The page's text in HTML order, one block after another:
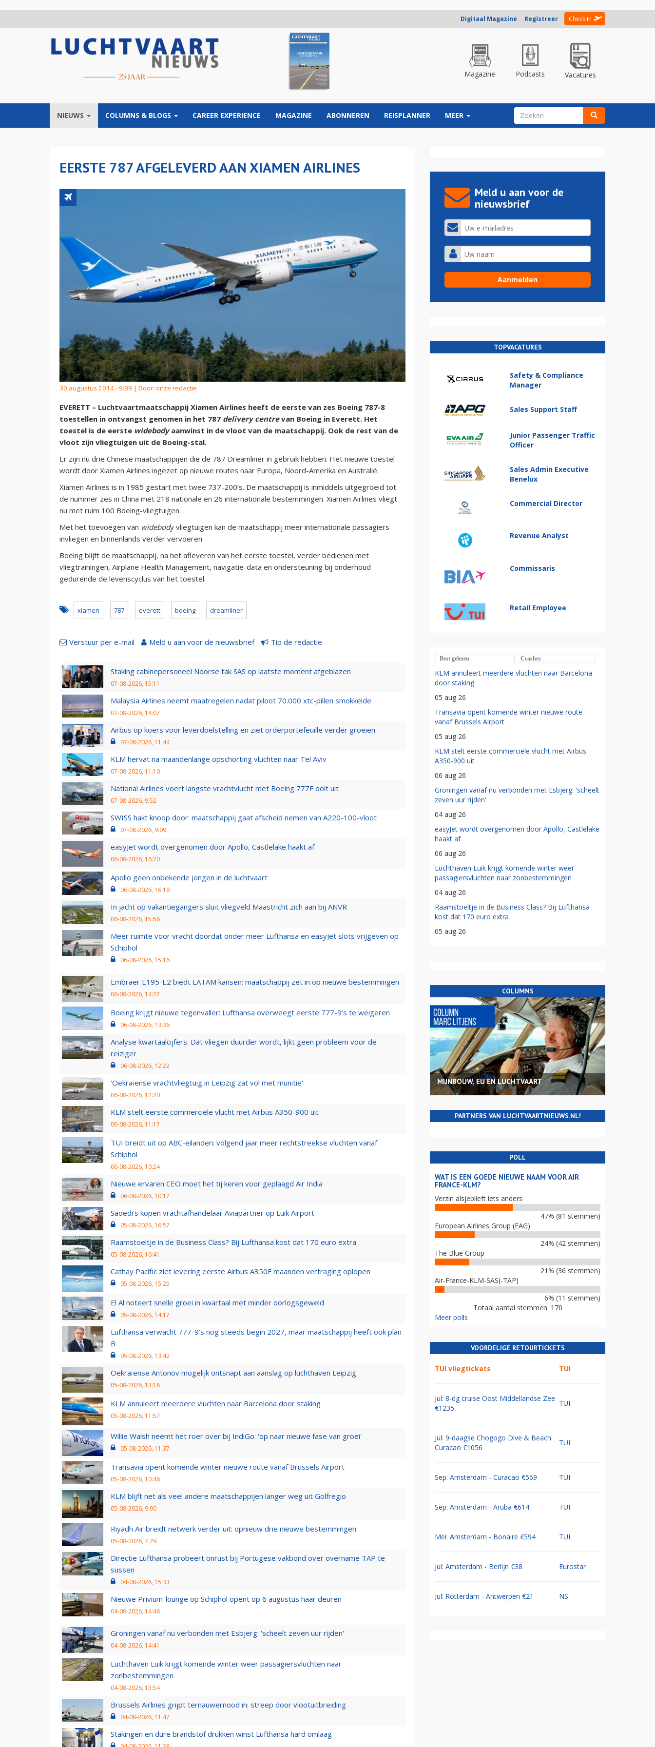
Digitaal Magazine Registreer Check in
Magazine Podcasts Vacatures
NIEUWS COLUMNS & BLOGS CAREER EXPERIENCE MAGAZINE ABONNEREN REISPLANNER MEER ZOEKVELD
EERSTE 787 AFGELEVERD AAN XIAMEN AIRLINES
30 augustus 2014 - 9:39 | Door: onze redactie
EVERETT – Luchtvaartmaatschappij Xiamen Airlines heeft de eerste van zes Boeing 787-8
toestellen in ontvangst genomen in het 787 delivery centrevan Boeing in Everett. Het
toestel is de eerste widebodyaanwinst in de vloot van de maatschappij. Ook de rest van de
vloot zijn vliegtuigen uit de Boeing-stal.
Er zijn nu drie Chinese maatschappijen die de 787 Dreamliner in gebruik hebben. Het nieuwe toestel
wordt door Xiamen Airlines ingezet op nieuwe routes naar Europa, Noord-Amerika en Australië.
Xiamen Airlines is in 1985 gestart met twee 737-200’s. De maatschappij is inmiddels uitgegroeid tot
de nummer zes in China met 218 nationale en 26 internationale bestemmingen. Xiamen Airlines vliegt
nu met ruim 100 Boeing-vliegtuigen.
Met het toevoegen van widebody vliegtuigen kan de maatschappij meer internationale passagiers
invliegen en binnenlands verder vervoeren.
Boeing blijft de maatschappij, na het afleveren van het eerste toestel, verder bedienen met
vliegtrainingen, Airplane Health Management, navigatie-data en ondersteuning bij onderhoud
gedurende de levenscyclus van het toestel.
xiamen 787 everett boeing dreamliner
Verstuur per e-mail Meld u aan voor de nieuwsbrief Tip de redactie
Staking cabinepersoneel Noorse tak SAS op laatste moment afgeblazen
07-08-2026, 15:11
Malaysia Airlines neemt maatregelen nadat piloot 70.000 xtc-pillen smokkelde
07-08-2026, 14:07
Airbus op koers voor leverdoelstelling en ziet orderportefeuille verder groeien
07-08-2026, 11:44
KLM hervat na maandenlange opschorting vluchten naar Tel Aviv
07-08-2026, 11:10
National Airlines voert langste vrachtvlucht met Boeing 777F ooit uit
07-08-2026, 9:52
SWISS hakt knoop door: maatschappij gaat afscheid nemen van A220-100-vloot
07-08-2026, 9:09
easyJet wordt overgenomen door Apollo, Castlelake haakt af
06-08-2026, 16:20
Apollo geen onbekende jongen in de luchtvaart
06-08-2026, 16:19
In jacht op vakantiegangers sluit vliegveld Maastricht zich aan bij ANVR
06-08-2026, 15:56
Meer ruimte voor vracht doordat onder meer Lufthansa en easyJet slots vrijgeven op
Schiphol
06-08-2026, 15:16
Embraer E195-E2 biedt LATAM kansen: maatschappij zet in op nieuwe bestemmingen
06-08-2026, 14:27
Boeing krijgt nieuwe tegenvaller: Lufthansa overweegt eerste 777-9’s te weigeren
06-08-2026, 13:36
Analyse kwartaalcijfers: Dat vliegen duurder wordt, lijkt geen probleem voor de
reiziger
06-08-2026, 12:22
'Oekraïense vrachtvliegtuig in Leipzig zat vol met munitie'
06-08-2026, 12:20
KLM stelt eerste commerciële vlucht met Airbus A350-900 uit
06-08-2026, 11:17
TUI breidt uit op ABC-eilanden: volgend jaar meer rechtstreekse vluchten vanaf
Schiphol
06-08-2026, 10:24
Nieuwe ervaren CEO moet het tij keren voor geplaagd Air India
06-08-2026, 10:17
Saoedi’s kopen vrachtafhandelaar Aviapartner op Luik Airport
05-08-2026, 16:57
Raamstoeltje in de Business Class? Bij Lufthansa kost dat 170 euro extra
05-08-2026, 16:41
Cathay Pacific ziet levering eerste Airbus A350F maanden vertraging oplopen
05-08-2026, 15:25
El Al noteert snelle groei in kwartaal met minder oorlogsgeweld
05-08-2026, 14:17
Lufthansa verwacht 777-9’s nog steeds begin 2027, maar maatschappij heeft ook plan
B
05-08-2026, 13:42
Oekraïense Antonov mogelijk ontsnapt aan aanslag op luchthaven Leipzig
05-08-2026, 13:18
KLM annuleert meerdere vluchten naar Barcelona door staking
05-08-2026, 11:57
Willie Walsh neemt het roer over bij IndiGo: 'op naar nieuwe fase van groei'
05-08-2026, 11:37
Transavia opent komende winter nieuwe route vanaf Brussels Airport
05-08-2026, 10:46
KLM blijft net als veel andere maatschappijen langer weg uit Golfregio
05-08-2026, 9:00
Riyadh Air breidt netwerk verder uit: opnieuw drie nieuwe bestemmingen
05-08-2026, 7:29
Directie Lufthansa probeert onrust bij Portugese vakbond over overname TAP te
sussen
04-08-2026, 15:33
Nieuwe Privium-lounge op Schiphol opent op 6 augustus haar deuren
04-08-2026, 14:46
Groningen vanaf nu verbonden met Esbjerg: 'scheelt zeven uur rijden'
04-08-2026, 14:41
Luchthaven Luik krijgt komende winter weer passagiersvluchten naar
zonbestemmingen
04-08-2026, 13:54
Brussels Airlines grijpt ternauwernood in: streep door vlootuitbreiding
04-08-2026, 11:47
Stakingen en dure brandstof drukken winst Lufthansa hard omlaag
Meld u aan voor de
nieuwsbrief
TOPVACATURES
Safety & Compliance
Manager
Sales Support Staff
Junior Passenger Traffic
Officer
Sales Admin Executive
Benelux
Commercial Director
Revenue Analyst
Commissaris
Retail Employee
Best gelezen Crashes
KLM annuleert meerdere vluchten naar Barcelona
door staking
05 aug 26
Transavia opent komende winter nieuwe route
vanaf Brussels Airport
05 aug 26
KLM stelt eerste commerciële vlucht met Airbus
A350-900 uit
06 aug 26
Groningen vanaf nu verbonden met Esbjerg: 'scheelt
zeven uur rijden'
04 aug 26
easyJet wordt overgenomen door Apollo, Castlelake
haakt af
06 aug 26
Luchthaven Luik krijgt komende winter weer
passagiersvluchten naar zonbestemmingen
04 aug 26
Raamstoeltje in de Business Class? Bij Lufthansa
kost dat 170 euro extra
05 aug 26
COLUMNS
MIJNBOUW, EU EN LUCHTVAART
PARTNERS VAN LUCHTVAARTNIEUWS.NL!
POLL
WAT IS EEN GOEDE NIEUWE NAAM VOOR AIR
FRANCE-KLM?
Verzin alsjeblieft iets anders
47% (81 stemmen)
European Airlines Group (EAG)
24% (42 stemmen)
The Blue Group
21% (36 stemmen)
Air-France-KLM-SAS(-TAP)
6% (11 stemmen)
Totaal aantal stemmen: 170
Meer polls
VOORDELIGE RETOURTICKETS
TUI vliegtickets TUI
Jul: 8-dg cruise Oost Middellandse Zee
€1235
TUI
Jul: 9-daagse Chogogo Dive & Beach
Curacao €1056
TUI
Sep: Amsterdam - Curacao €569 TUI
Sep: Amsterdam - Aruba €614 TUI
Mei: Amsterdam - Bonaire €594 TUI
Jul: Amsterdam - Berlijn €38 Eurostar
Jul: Rotterdam - Antwerpen €21 NS